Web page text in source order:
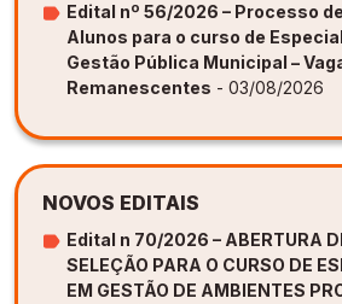
Edital nº 56/2026 – Processo
Alunos para o curso de
Gestão Pública Municipal –
Remanescentes - 03/08/2026
NOVOS EDITAIS
Edital n 70/2026 – ABERTURA
SELEÇÃO PARA O CURSO DE
EM GESTÃO DE AMBIENTES